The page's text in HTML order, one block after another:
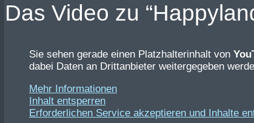
Das Video zu
Sie sehen gerade einen Platzhalterinhalt von
dabei Daten an Drittanbieter weitergegeben
Mehr Informationen
Inhalt entsperren
Erforderlichen Service akzeptieren und Inhalte